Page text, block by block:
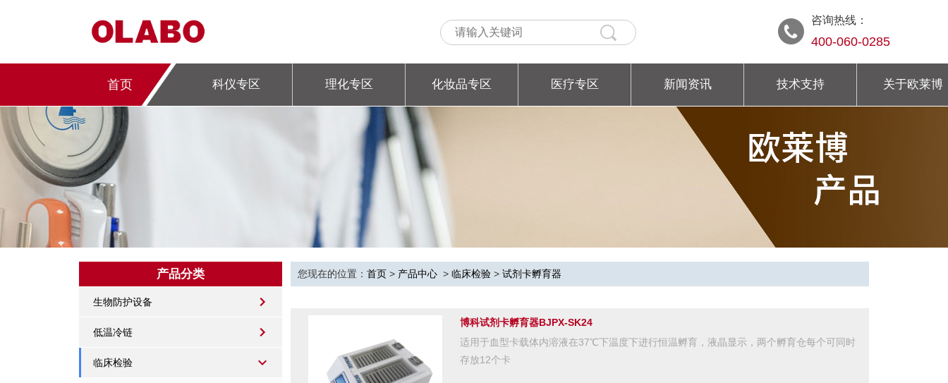
咨询热线：
400-060-0285
首页 科仪专区 理化专区 化妆品专区 医疗专区 新闻资讯 技术支持 关于欧莱博
产品分类
生物防护设备
低温冷链
临床检验
您现在的位置： 首页 > 产品中心 > 临床检验 > 试剂卡孵育器
博科试剂卡孵育器BJPX-SK24
适用于血型卡载体内溶液在37℃下温度下进行恒温孵育，液晶显示，两个孵育仓每个可同时
存放12个卡